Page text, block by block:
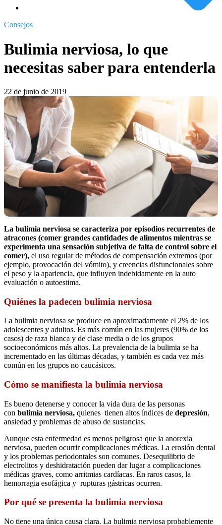
Consejos
Bulimia nerviosa, lo que
necesitas saber para entenderla
22 de junio de 2019
La bulimia nerviosa se caracteriza por episodios recurrentes de
atracones (comer grandes cantidades de alimentos mientras se
experimenta una sensación subjetiva de falta de control sobre el
comer), el uso regular de métodos de compensación extremos (por
ejemplo, provocación del vómito), y creencias disfuncionales sobre
el peso y la apariencia, que influyen indebidamente en la auto
evaluación o autoestima.
Quiénes la padecen bulimia nerviosa
La bulimia nerviosa se produce en aproximadamente el 2% de los
adolescentes y adultos. Es más común en las mujeres (90% de los
casos) de raza blanca y de clase media o de los grupos
socioeconómicos más altos. La prevalencia de la bulimia se ha
incrementado en las últimas décadas, y también es cada vez más
común en los grupos no caucásicos.
Cómo se manifiesta la bulimia nerviosa
Es bueno detenerse y conocer la vida dura de las personas
con bulimia nerviosa, quienes tienen altos índices de depresión,
ansiedad y problemas de abuso de sustancias.
Aunque esta enfermedad es menos peligrosa que la anorexia
nerviosa, pueden ocurrir complicaciones médicas. La erosión dental
y los problemas periodontales son comunes. Desequilibrio de
electrolitos y deshidratación pueden dar lugar a complicaciones
médicas graves, como arritmias cardíacas. En raros casos, la
hemorragia esofágica y rupturas gástricas ocurren.
Por qué se presenta la bulimia nerviosa
No tiene una única causa clara. La bulimia nerviosa probablemente